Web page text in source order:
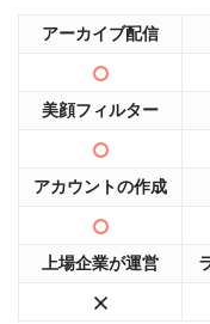
アーカイブ配信
美顔フィルター
アカウントの作成
上場企業が運営